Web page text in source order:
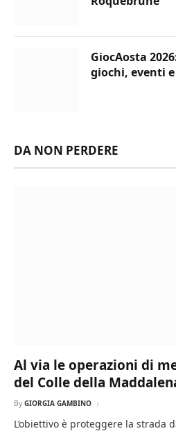
GiocAosta
giochi, eventi
DA NON PERDERE
Al via le operazioni di
del Colle della
By GIORGIA GAMBINO
L’obiettivo è proteggere la strada